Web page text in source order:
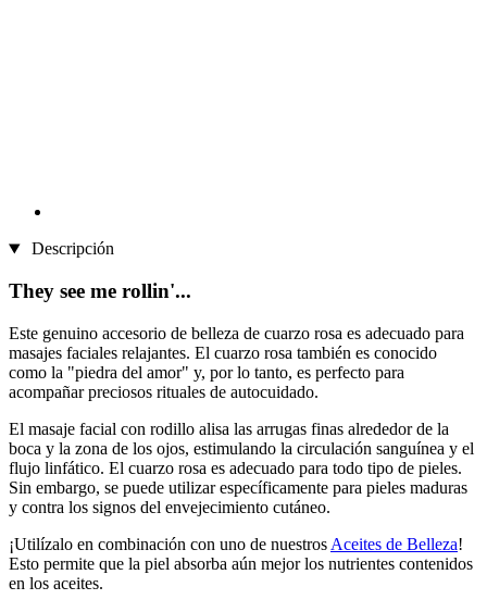
Descripción
They see me rollin'...
Este genuino accesorio de belleza de cuarzo rosa es adecuado para
masajes faciales relajantes. El cuarzo rosa también es conocido
como la "piedra del amor" y, por lo tanto, es perfecto para
acompañar preciosos rituales de autocuidado.
El masaje facial con rodillo alisa las arrugas finas alrededor de la
boca y la zona de los ojos, estimulando la circulación sanguínea y el
flujo linfático. El cuarzo rosa es adecuado para todo tipo de pieles.
Sin embargo, se puede utilizar específicamente para pieles maduras
y contra los signos del envejecimiento cutáneo.
¡Utilízalo en combinación con uno de nuestros Aceites de Belleza!
Esto permite que la piel absorba aún mejor los nutrientes contenidos
en los aceites.